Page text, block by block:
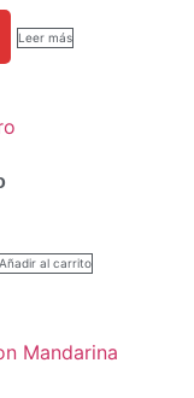
Leer más
Añadir al carrito